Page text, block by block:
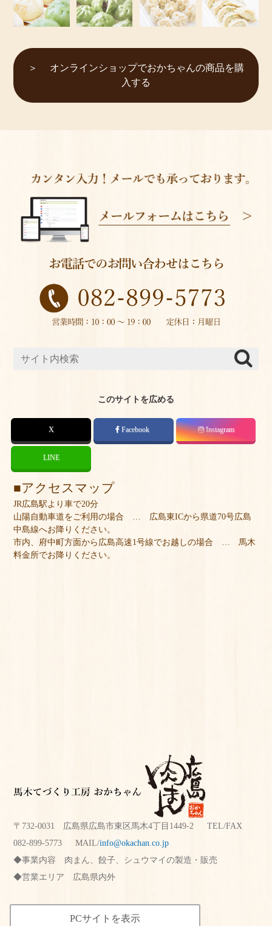
オンラインショップでおかちゃんの商品を購
入する
このサイトを広める
X Facebook Instagram
LINE
アクセスマップ
JR広島駅より車で20分
山陽自動車道をご利用の場合 … 広島東ICから県道70号広島
中島線へお降りください。
市内、府中町方面から広島高速1号線でお越しの場合 … 馬木
料金所でお降りください。
〒732-0031 広島県広島市東区馬木4丁目1449-2 TEL/FAX
082-899-5773 MAIL/info@okachan.co.jp
事業内容
肉まん、餃子、シュウマイの製造・販売
営業エリア
広島県内外
PCサイトを表示